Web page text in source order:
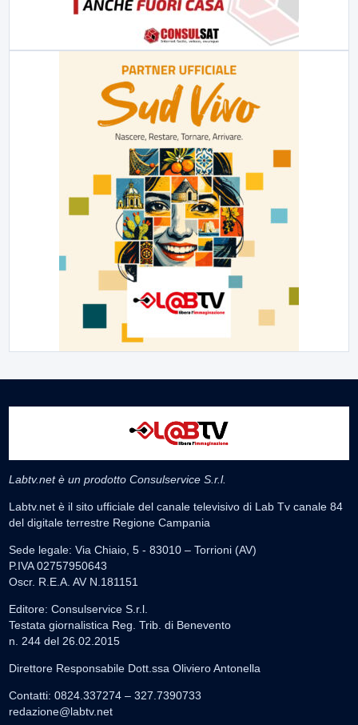
Labtv.net è un prodotto Consulservice S.r.l.
Labtv.net è il sito ufficiale del canale televisivo di Lab Tv canale 84
del digitale terrestre Regione Campania
Sede legale: Via Chiaio, 5 - 83010 – Torrioni (AV)
P.IVA 02757950643
Oscr. R.E.A. AV N.181151
Editore: Consulservice S.r.l.
Testata giornalistica Reg. Trib. di Benevento
n. 244 del 26.02.2015
Direttore Responsabile Dott.ssa Oliviero Antonella
Contatti: 0824.337274 – 327.7390733
redazione@labtv.net